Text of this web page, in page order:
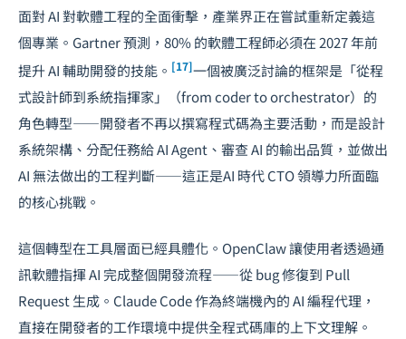
面對 AI 對軟體工程的全面衝擊，產業界正在嘗試重新定義這
個專業。Gartner 預測，80% 的軟體工程師必須在 2027 年前
提升 AI 輔助開發的技能。 [17]一個被廣泛討論的框架是「從程
式設計師到系統指揮家」（from coder to orchestrator）的
角色轉型——開發者不再以撰寫程式碼為主要活動，而是設計
系統架構、分配任務給 AI Agent、審查 AI 的輸出品質，並做出
AI 無法做出的工程判斷——這正是AI 時代 CTO 領導力所面臨
的核心挑戰。
這個轉型在工具層面已經具體化。 OpenClaw讓使用者透過通
訊軟體指揮 AI 完成整個開發流程——從 bug 修復到 Pull
Request 生成。Claude Code 作為終端機內的 AI 編程代理，
直接在開發者的工作環境中提供全程式碼庫的上下文理解。